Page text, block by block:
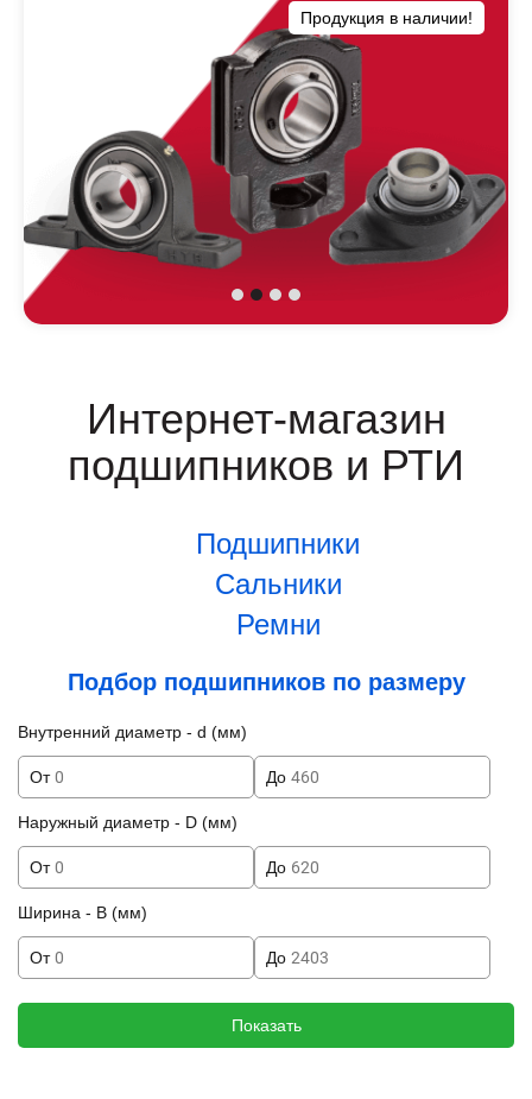
Продукция в наличии!
Интернет-магазин
подшипников и РТИ
Подшипники
Сальники
Ремни
Подбор подшипников по размеру
Внутренний диаметр - d (мм)
От До
Наружный диаметр - D (мм)
От До
Ширина - B (мм)
От До
Показать